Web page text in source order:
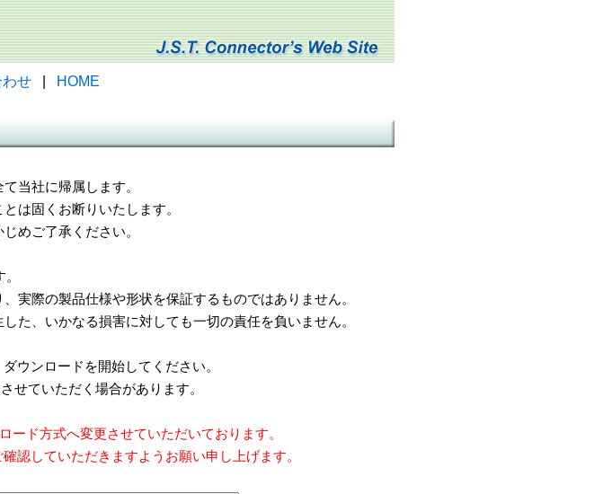
わせ HOME
当社に帰属します。
は固くお断りいたします。
めご了承ください。
際の製品仕様や形状を保証するものではありません。
、いかなる損害に対しても一切の責任を負いません。
ウンロードを開始してください。
せていただく場合があります。
ード方式へ変更させていただいております。
認していただきますようお願い申し上げます。